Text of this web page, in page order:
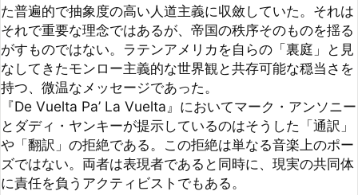
とダディ・ヤンキーが提示しているのはそうした「通訳」
や「翻訳」の拒絶である。この拒絶は単なる音楽上のポー
ズではない。両者は表現者であると同時に、現実の共同体
に責任を負うアクティビストでもある。
マーク・アンソニーは「マエストロ・ケアーズ」という自
らの財団を通じて、中南米で教育や医療のインフラ構築を
直接的に担ってきた。ダディ・ヤンキーもまた、プエルト
リコ政府と対峙してきた。彼らの実践は、外部からの施し
を待つものではない。自らの資本、自らの組織、自らのネ
ットワークを用いて共同体を統治するという、自律的な行
為である。この現実的な自律の感覚が彼らの音楽から「承